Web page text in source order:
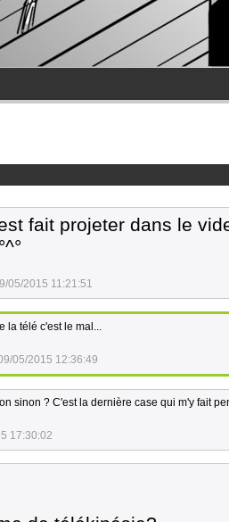
fait projeter dans le
05/2015 11:21:51
la télé c'est le mal...
05/2015 12:36:49
sinon ? C'est la dernière case qui m'y fait
17:30:02